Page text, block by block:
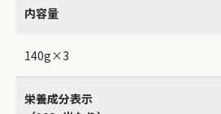
内容量
140g×3
栄養成分表示